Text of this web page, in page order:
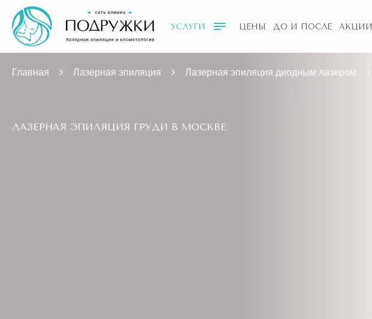
УСЛУГИ ЦЕНЫ ДО И ПОСЛЕ АКЦИИ
Главная Лазерная эпиляция Лазерная эпиляция диодным лазером
ЛАЗЕРНАЯ ЭПИЛЯЦИЯ ГРУДИ В МОСКВЕ